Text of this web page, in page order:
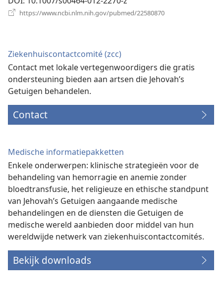
https://www.ncbi.nlm.nih.gov/pubmed/22580870
Ziekenhuiscontactcomité (zcc)
Contact met lokale vertegenwoordigers die gratis
ondersteuning bieden aan artsen die Jehovah’s
Getuigen behandelen.
Contact
Medische informatiepakketten
Enkele onderwerpen: klinische strategieën voor de
behandeling van hemorragie en anemie zonder
bloedtransfusie, het religieuze en ethische standpunt
van Jehovah’s Getuigen aangaande medische
behandelingen en de diensten die Getuigen de
medische wereld aanbieden door middel van hun
wereldwijde netwerk van ziekenhuiscontactcomités.
Bekijk downloads